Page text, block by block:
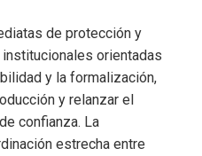
de protección y
orientadas
y la formalización,
y relanzar el
confianza. La
estrecha entre